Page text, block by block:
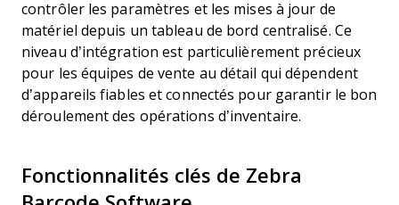
contrôler les paramètres et les mises à jour de
matériel depuis un tableau de bord centralisé. Ce
niveau d’intégration est particulièrement précieux
pour les équipes de vente au détail qui dépendent
d’appareils fiables et connectés pour garantir le bon
déroulement des opérations d’inventaire.
Fonctionnalités clés de Zebra